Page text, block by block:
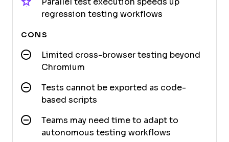
Parallel test execution speeds up
regression testing workflows
CONS
Limited cross-browser testing beyond
Chromium
Tests cannot be exported as code-
based scripts
Teams may need time to adapt to
autonomous testing workflows